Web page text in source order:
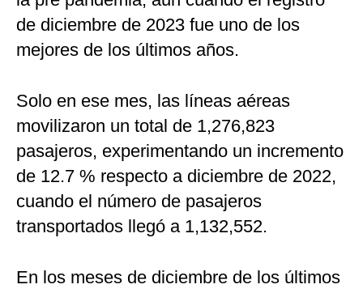
de diciembre de 2023 fue uno de los
mejores de los últimos años.
Solo en ese mes, las líneas aéreas
movilizaron un total de 1,276,823
pasajeros, experimentando un incremento
de 12.7 % respecto a diciembre de 2022,
cuando el número de pasajeros
transportados llegó a 1,132,552.
En los meses de diciembre de los últimos